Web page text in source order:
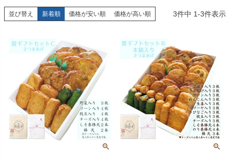
並び替え 新着順 価格が安い順 価格が高い順 3件中 1-3件表示